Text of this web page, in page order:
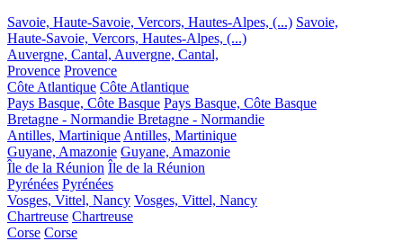
Savoie, Haute-Savoie, Vercors, Hautes-Alpes, (...) Savoie,
Haute-Savoie, Vercors, Hautes-Alpes, (...)
Auvergne, Cantal, Auvergne, Cantal,
Provence Provence
Côte Atlantique Côte Atlantique
Pays Basque, Côte Basque Pays Basque, Côte Basque
Bretagne - Normandie Bretagne - Normandie
Antilles, Martinique Antilles, Martinique
Guyane, Amazonie Guyane, Amazonie
Île de la Réunion Île de la Réunion
Pyrénées Pyrénées
Vosges, Vittel, Nancy Vosges, Vittel, Nancy
Chartreuse Chartreuse
Corse Corse